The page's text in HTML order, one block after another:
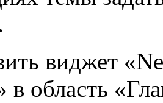
виджет
в область